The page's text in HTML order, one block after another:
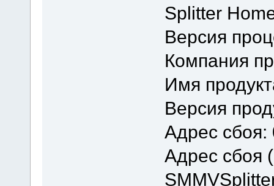
Splitter
Версия
Компания
Имя
Версия
Адрес сбоя:
Адрес сбоя